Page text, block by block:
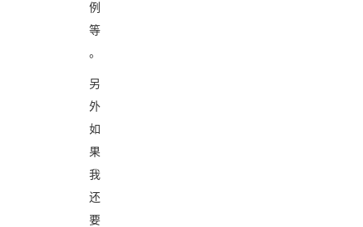
例
等
。
另
外
如
果
我
还
要